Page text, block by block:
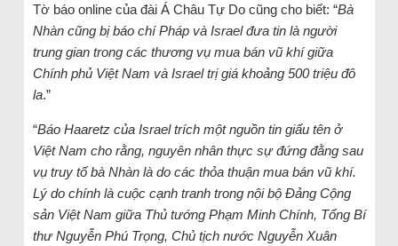
Tờ báo online của đài Á Châu Tự Do cũng cho biết: “Bà
Nhàn cũng bị báo chí Pháp và Israel đưa tin là người
trung gian trong các thương vụ mua bán vũ khí giữa
Chính phủ Việt Nam và Israel trị giá khoảng 500 triệu đô
la.”
“Báo Haaretz của Israel trích một nguồn tin giấu tên ở
Việt Nam cho rằng, nguyên nhân thực sự đứng đằng sau
vụ truy tố bà Nhàn là do các thỏa thuận mua bán vũ khí.
Lý do chính là cuộc cạnh tranh trong nội bộ Đảng Cộng
sản Việt Nam giữa Thủ tướng Phạm Minh Chính, Tổng Bí
thư Nguyễn Phú Trọng, Chủ tịch nước Nguyễn Xuân